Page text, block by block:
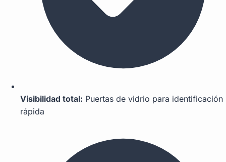
Visibilidad total: Puertas de vidrio para identificación
rápida